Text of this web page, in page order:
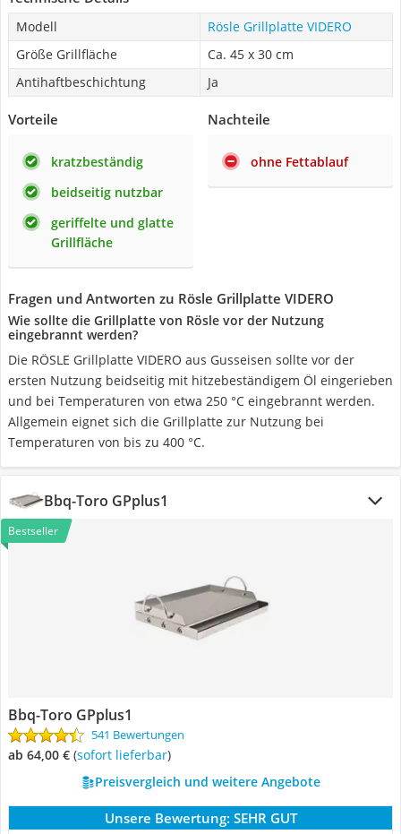
Modell
Rösle Grillplatte VIDERO
Größe Grillfläche
Ca. 45 x 30 cm
Antihaftbeschichtung
Ja
Vorteile
kratzbeständig
beidseitig nutzbar
geriffelte und glatte
Grillfläche
Nachteile
ohne Fettablauf
Fragen und Antworten zu Rösle Grillplatte VIDERO
Wie sollte die Grillplatte von Rösle vor der Nutzung
eingebrannt werden?
Die RÖSLE Grillplatte VIDERO aus Gusseisen sollte vor der
ersten Nutzung beidseitig mit hitzebeständigem Öl eingerieben
und bei Temperaturen von etwa 250 °C eingebrannt werden.
Allgemein eignet sich die Grillplatte zur Nutzung bei
Temperaturen von bis zu 400 °C.
Bbq-Toro GPplus1
Bestseller
Bbq-Toro GPplus1
541 Bewertungen
ab 64,00 € ( Sofort lieferbar)
Preisvergleich und weitere Angebote
Unsere Bewertung: SEHR GUT